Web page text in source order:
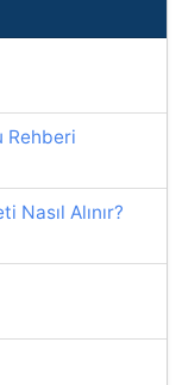
Rehberi
Nasıl Alınır?